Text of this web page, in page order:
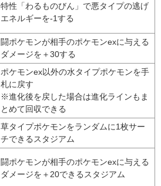
特性「わるものびん」で悪タイプの逃げ
エネルギーを-1する
闘ポケモンが相手のポケモンexに与える
ダメージを＋30する
ポケモンex以外の水タイプポケモンを手
札に戻す
※進化後を戻した場合は進化ラインもま
とめて回収できる
草タイプポケモンをランダムに1枚サー
チできるスタジアム
闘ポケモンが相手のポケモンexに与える
ダメージを＋20できるスタジアム